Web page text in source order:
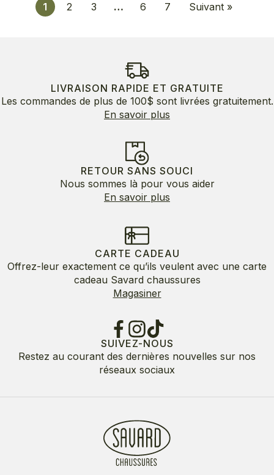
1 2 3 … 6 7 Suivant »
LIVRAISON RAPIDE ET GRATUITE
Les commandes de plus de 100$ sont livrées gratuitement.
En savoir plus
RETOUR SANS SOUCI
Nous sommes là pour vous aider
En savoir plus
CARTE CADEAU
Offrez-leur exactement ce qu’ils veulent avec une carte
cadeau Savard chaussures
Magasiner
SUIVEZ-NOUS
Restez au courant des dernières nouvelles sur nos
réseaux sociaux